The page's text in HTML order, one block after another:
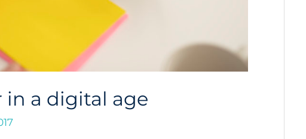
in a digital age